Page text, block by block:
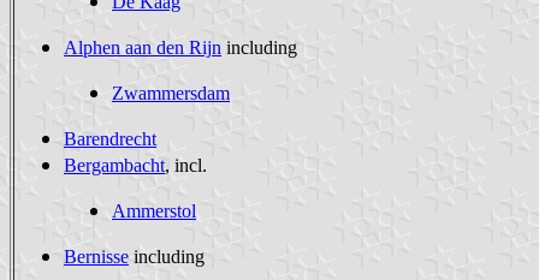
Alphen aan den Rijn including
Zwammersdam
Barendrecht
Bergambacht, incl.
Ammerstol
Bernisse including